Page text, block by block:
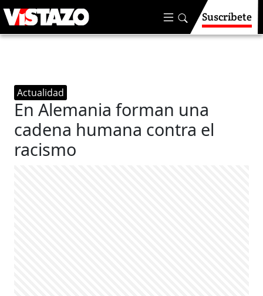
Suscríbete
Actualidad
En Alemania forman una
cadena humana contra el
racismo